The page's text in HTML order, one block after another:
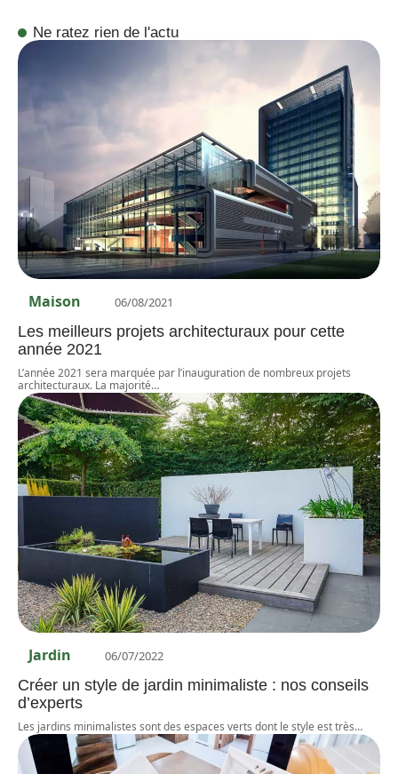
Ne ratez rien de l'actu
Maison 06/08/2021
Les meilleurs projets architecturaux pour cette
année 2021
L’année 2021 sera marquée par l’inauguration de nombreux projets
architecturaux. La majorité…
Jardin 06/07/2022
Créer un style de jardin minimaliste : nos conseils
d’experts
Les jardins minimalistes sont des espaces verts dont le style est très…